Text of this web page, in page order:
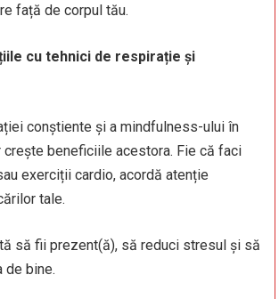
față de corpul tău.
cu tehnici de respirație și
conștiente și a mindfulness-ului în
beneficiile acestora. Fie că faci
exerciții cardio, acordă atenție
tale.
să fii prezent(ă), să reduci stresul și să
de bine.